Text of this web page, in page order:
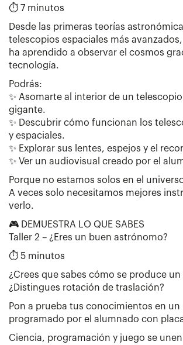
⏱ 7 minutos
Desde las primeras teorías
telescopios espaciales más
ha aprendido a observar el cosmos
tecnología.
Podrás:
✨ Asomarte al interior de un telescopio
gigante.
✨ Descubrir cómo funcionan los
y espaciales.
✨ Explorar sus lentes, espejos y el
✨ Ver un audiovisual creado por el
Porque no estamos solos en el
A veces solo necesitamos mejores
verlo.
🎮 DEMUESTRA LO QUE SABES
Taller 2 – ¿Eres un buen astrónomo?
⏱ 5 minutos
¿Crees que sabes cómo se produce un
¿Distingues rotación de traslación?
Pon a prueba tus conocimientos en
programado por el alumnado con
Ciencia, programación y juego se